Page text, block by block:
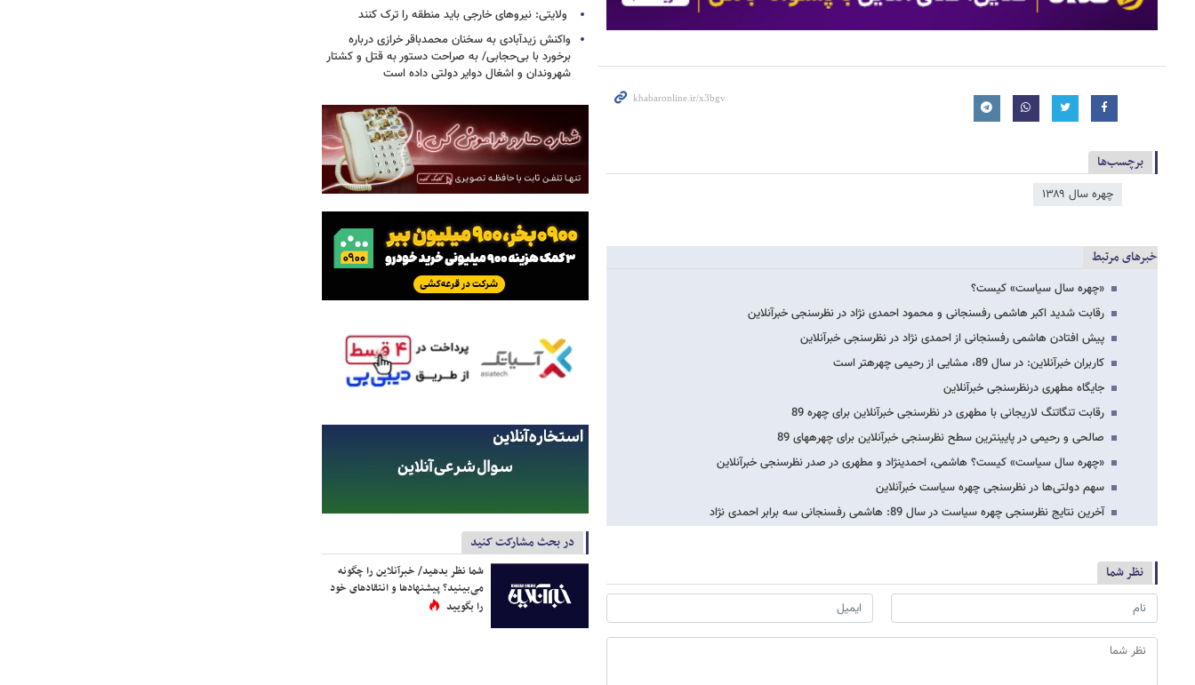
برچسب‌ها
چهره سال ۱۳۸۹
خبرهای مرتبط
«چهره سال سیاست» کیست؟
رقابت شدید اکبر هاشمی رفسنجانی و محمود احمدی نژاد در نظرسنجی خبرآنلاین
پیش افتادن هاشمی رفسنجانی از احمدی نژاد در نظرسنجی خبرآنلاین
کاربران خبرآنلاین: در سال 89، مشایی از رحیمی چهره​تر است
جایگاه مطهری درنظرسنجی خبرآنلاین
رقابت تنگاتنگ لاریجانی با مطهری در نظرسنجی خبرآنلاین برای چهره 89
صالحی و رحیمی در پایین​ترین سطح نظرسنجی خبرآنلاین برای چهره​های 89
«چهره سال سیاست» کیست؟ هاشمی، احمدی​نژاد و مطهری در صدر نظرسنجی خبرآنلاین
سهم دولتی‌ها در نظرسنجی چهره سیاست خبرآنلاین
آخرین نتایج نظرسنجی چهره سیاست در سال 89: هاشمی رفسنجانی سه برابر احمدی نژاد
نظر شما
ولایتی: نیروهای خارجی باید منطقه را ترک کنند
واکنش زیدآبادی به سخنان محمدباقر خرازی درباره
برخورد با بی‌حجابی/ به صراحت دستور به قتل و کشتار
شهروندان و اشغال دوایر دولتی داده است
در بحث مشارکت کنید
شما نظر بدهید/ خبرآنلاین را چگونه
می‌بینید؟ پیشنهادها و انتقادهای خود
را بگویید